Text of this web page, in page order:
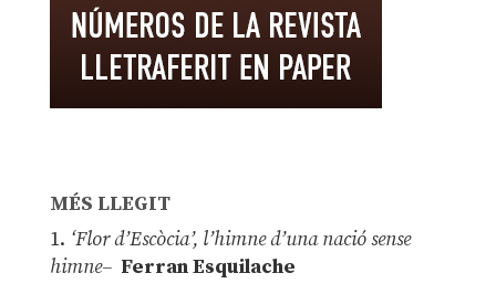
MÉS LLEGIT
1. ‘Flor d’Escòcia’, l’himne d’una nació sense
himne– Ferran Esquilache